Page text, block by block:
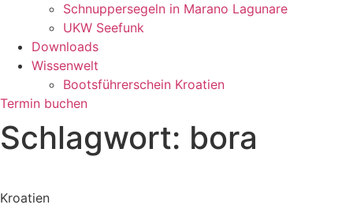
Schnuppersegeln in Marano Lagunare
UKW Seefunk
Downloads
Wissenwelt
Bootsführerschein Kroatien
Termin buchen
Schlagwort: bora
Kroatien